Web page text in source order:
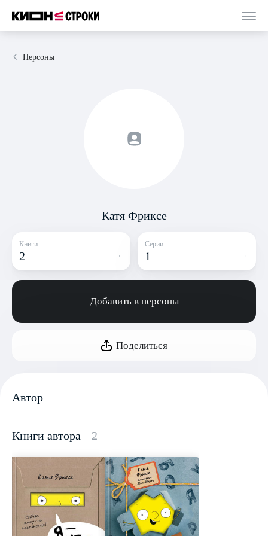
Персоны
Катя Фриксе
Книги
2
Серии
1
Добавить в персоны
Поделиться
Автор
Книги автора 2